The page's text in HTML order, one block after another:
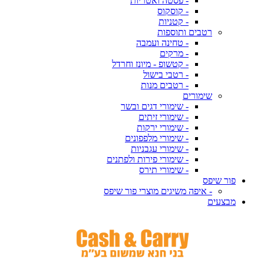
- קוסקוס
- קטניות
רטבים ותוספות
- טחינה ועמבה
- מרקים
- קטשופ - מיונז וחרדל
- רטבי בישול
- רטבים מנות
שימורים
- שימורי דגים ובשר
- שימורי זיתים
- שימורי ירקות
- שימורי מלפפונים
- שימורי עגבניות
- שימורי פירות ולפתנים
- שימורי תירס
פור שיפס
- איפה משיגים מוצרי פור שיפס
מבצעים